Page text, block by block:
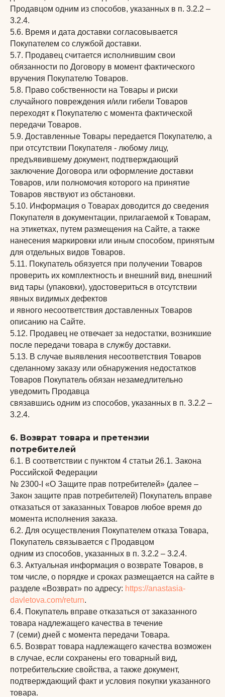
Продавцом одним из способов, указанных в п. 3.2.2 –
3.2.4.
5.6. Время и дата доставки согласовывается
Покупателем со службой доставки.
5.7. Продавец считается исполнившим свои
обязанности по Договору в момент фактического
вручения Покупателю Товаров.
5.8. Право собственности на Товары и риски
случайного повреждения и/или гибели Товаров
переходят к Покупателю с момента фактической
передачи Товаров.
5.9. Доставленные Товары передается Покупателю, а
при отсутствии Покупателя - любому лицу,
предъявившему документ, подтверждающий
заключение Договора или оформление доставки
Товаров, или полномочия которого на принятие
Товаров явствуют из обстановки.
5.10. Информация о Товарах доводится до сведения
Покупателя в документации, прилагаемой к Товарам,
на этикетках, путем размещения на Сайте, а также
нанесения маркировки или иным способом, принятым
для отдельных видов Товаров.
5.11. Покупатель обязуется при получении Товаров
проверить их комплектность и внешний вид, внешний
вид тары (упаковки), удостовериться в отсутствии
явных видимых дефектов
и явного несоответствия доставленных Товаров
описанию на Сайте.
5.12. Продавец не отвечает за недостатки, возникшие
после передачи товара в службу доставки.
5.13. В случае выявления несоответствия Товаров
сделанному заказу или обнаружения недостатков
Товаров Покупатель обязан незамедлительно
уведомить Продавца
связавшись одним из способов, указанных в п. 3.2.2 –
3.2.4.
6. Возврат товара и претензии
потребителей
6.1. В соответствии с пунктом 4 статьи 26.1. Закона
Российской Федерации
№ 2300-I «О Защите прав потребителей» (далее –
Закон защите прав потребителей) Покупатель вправе
отказаться от заказанных Товаров любое время до
момента исполнения заказа.
6.2. Для осуществления Покупателем отказа Товара,
Покупатель связывается с Продавцом
одним из способов, указанных в п. 3.2.2 – 3.2.4.
6.3. Актуальная информация о возврате Товаров, в
том числе, о порядке и сроках размещается на сайте в
разделе «Возврат» по адресу: https://anastasia-
davletova.com/return.
6.4. Покупатель вправе отказаться от заказанного
товара надлежащего качества в течение
7 (семи) дней с момента передачи Товара.
6.5. Возврат товара надлежащего качества возможен
в случае, если сохранены его товарный вид,
потребительские свойства, а также документ,
подтверждающий факт и условия покупки указанного
товара.